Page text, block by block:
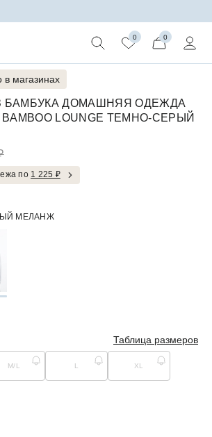
0 0
в магазинах
БАМБУКА ДОМАШНЯЯ ОДЕЖДА
LOUNGE ТЕМНО-СЕРЫЙ
по 1 225 ₽
МЕЛАНЖ
Таблица размеров
M/L L XL